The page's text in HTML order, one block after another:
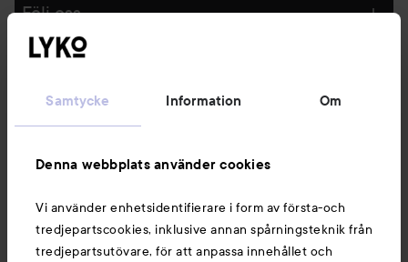
Samtycke Information Om
Denna webbplats använder cookies
Vi använder enhetsidentifierare i form av första-och
tredjepartscookies, inklusive annan spårningsteknik från
tredjepartsutövare, för att anpassa innehållet och
Följ oss
Du kanske också gillar